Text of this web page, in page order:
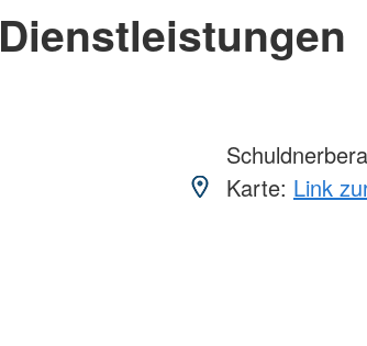
Dienstleistungen
Karte: Link